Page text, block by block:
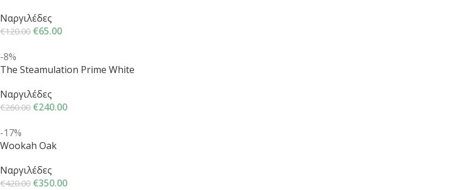
Ναργιλέδες
€120.00 €65.00
-8%
The Steamulation Prime White
Ναργιλέδες
€260.00 €240.00
-17%
Wookah Oak
Ναργιλέδες
€420.00 €350.00